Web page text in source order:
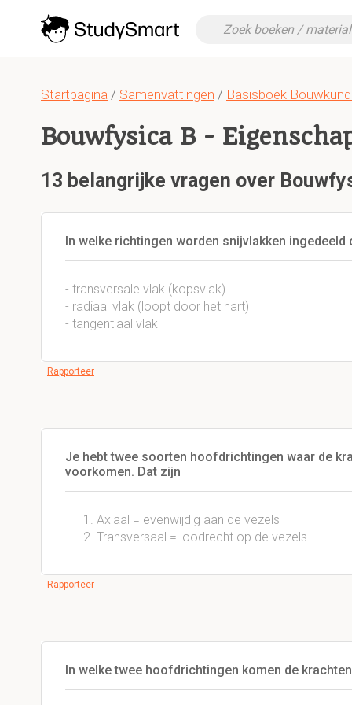
Startpagina / Samenvattingen / Basisboek
Bouwfysica B -
13 belangrijke vragen over
In welke richtingen worden snijvlakken
- transversale vlak (kopsvlak)
- radiaal vlak (loopt door het hart)
- tangentiaal vlak
Rapporteer
Je hebt twee soorten hoofdrichtingen waar de
voorkomen. Dat zijn
Axiaal = evenwijdig aan de vezels
Transversaal = loodrecht op de vezels
Rapporteer
In welke twee hoofdrichtingen komen de